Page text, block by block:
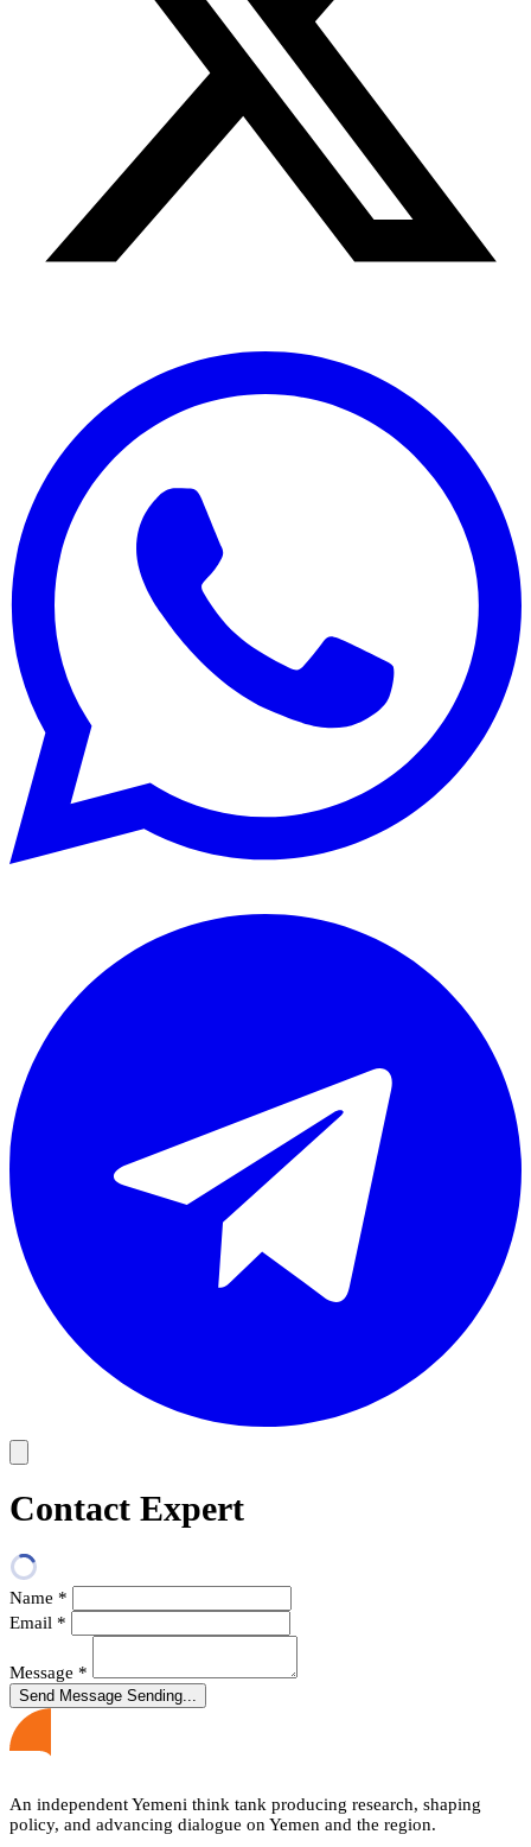
Contact Expert
Name *
Email *
Message *
Send Message Sending...
An independent Yemeni think tank producing research, shaping
policy, and advancing dialogue on Yemen and the region.